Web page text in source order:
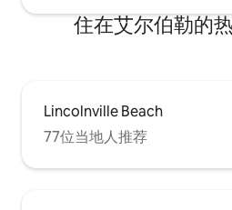
住在艾尔伯勒的
Lincolnville Beach
77位当地人推荐